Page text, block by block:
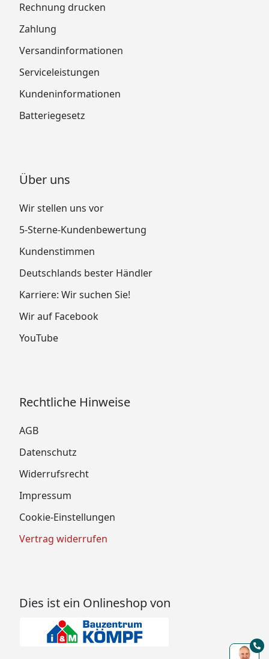
Rechnung drucken
Zahlung
Versandinformationen
Serviceleistungen
Kundeninformationen
Batteriegesetz
Über uns
Wir stellen uns vor
5-Sterne-Kundenbewertung
Kundenstimmen
Deutschlands bester Händler
Karriere: Wir suchen Sie!
Wir auf Facebook
YouTube
Rechtliche Hinweise
AGB
Datenschutz
Widerrufsrecht
Impressum
Cookie-Einstellungen
Vertrag widerrufen
Dies ist ein Onlineshop von